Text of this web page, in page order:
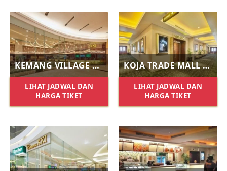
KEMANG VILLAGE XXI
LIHAT JADWAL DAN
HARGA TIKET
KOJA TRADE MALL XXI
LIHAT JADWAL DAN
HARGA TIKET